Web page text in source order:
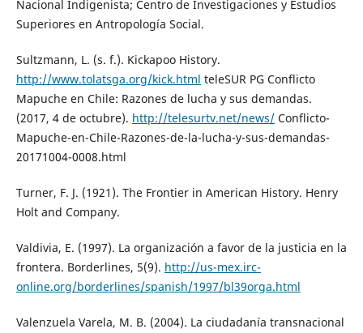
Nacional Indigenista; Centro de Investigaciones y Estudios
Superiores en Antropología Social.
Sultzmann, L. (s. f.). Kickapoo History.
http://www.tolatsga.org/kick.html teleSUR PG Conflicto
Mapuche en Chile: Razones de lucha y sus demandas.
(2017, 4 de octubre). http://telesurtv.net/news/Conflicto-
Mapuche-en-Chile-Razones-de-la-lucha-y-sus-demandas-
20171004-0008.html
Turner, F. J. (1921). The Frontier in American History. Henry
Holt and Company.
Valdivia, E. (1997). La organización a favor de la justicia en la
frontera. Borderlines, 5(9). http://us-mex.irc-
online.org/borderlines/spanish/1997/bl39orga.html
Valenzuela Varela, M. B. (2004). La ciudadanía transnacional